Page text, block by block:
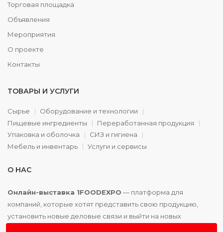
Торговая площадка
Объявления
Мероприятия
О проекте
Контакты
ТОВАРЫ И УСЛУГИ
Сырье
Оборудование и технологии
Пищевые ингредиенты
Переработанная продукция
Упаковка и оболочка
СИЗ и гигиена
Мебель и инвентарь
Услуги и сервисы
О НАС
Онлайн-выставка 1FOODEXPO — платформа для
компаний, которые хотят представить свою продукцию,
установить новые деловые связи и выйти на новых